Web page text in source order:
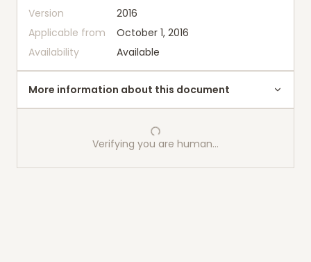
Version
2016
Applicable from
October 1, 2016
Availability
Available
More information about this document
Verifying you are human…